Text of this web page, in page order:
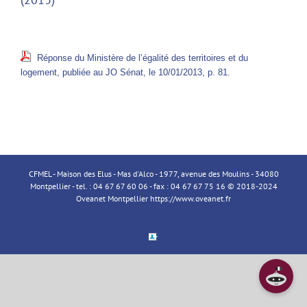
Réponse du Ministère de l’égalité des territoires et du
logement, publiée au JO Sénat, le 10/01/2013, p. 81.
CFMEL - Maison des Elus - Mas d'Alco - 1977, avenue des Moulins - 34080
Montpellier - tel. : 04 67 67 60 06 - fax : 04 67 67 75 16 © 2018-2024
Oveanet Montpellier https://www.oveanet.fr
Espace